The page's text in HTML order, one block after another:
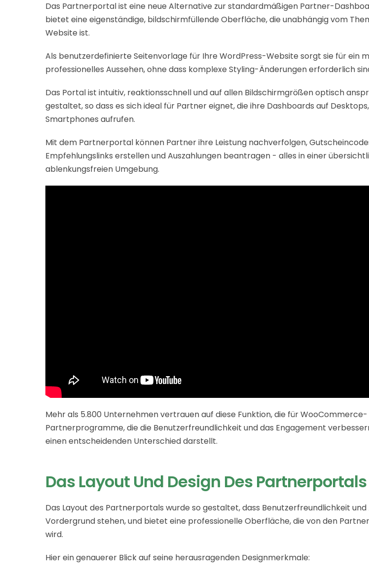
Das Partnerportal ist eine neue Alternative zur standardmäßigen Partner-
bietet eine eigenständige, bildschirmfüllende Oberfläche, die unabhängig vom
Website ist.
Als benutzerdefinierte Seitenvorlage für Ihre WordPress-Website sorgt sie für ein
professionelles Aussehen, ohne dass komplexe Styling-Änderungen erforderlich
Das Portal ist intuitiv, reaktionsschnell und auf allen Bildschirmgrößen optisch
gestaltet, so dass es sich ideal für Partner eignet, die ihre Dashboards auf
Smartphones aufrufen.
Mit dem Partnerportal können Partner ihre Leistung nachverfolgen,
Empfehlungslinks erstellen und Auszahlungen beantragen - alles in einer
ablenkungsfreien Umgebung.
Mehr als 5.800 Unternehmen vertrauen auf diese Funktion, die für WooCommerce-
Partnerprogramme, die die Benutzerfreundlichkeit und das Engagement
einen entscheidenden Unterschied darstellt.
Das Layout Und Design Des Partnerportals
Das Layout des Partnerportals wurde so gestaltet, dass Benutzerfreundlichkeit
Vordergrund stehen, und bietet eine professionelle Oberfläche, die von den
wird.
Hier ein genauerer Blick auf seine herausragenden Designmerkmale: